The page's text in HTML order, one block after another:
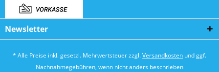
Newsletter
* Alle Preise inkl. gesetzl. Mehrwertsteuer zzgl.Versandkosten und ggf.
Nachnahmegebühren, wenn nicht anders beschrieben